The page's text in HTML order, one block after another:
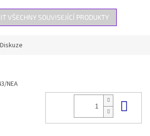
VŠECHNY SOUVISEJÍCÍ PRODUKTY
Diskuze
NEA